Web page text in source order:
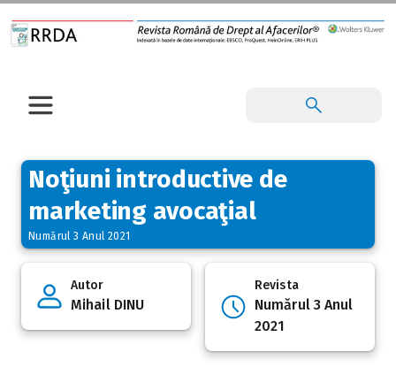
Noţiuni introductive de
marketing avocaţial
Numărul 3 Anul 2021
Autor
Mihail DINU
Revista
Numărul 3 Anul
2021